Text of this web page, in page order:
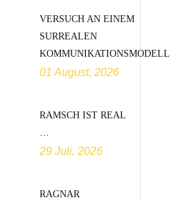
VERSUCH AN EINEM
SURREALEN
KOMMUNIKATIONSMODELL
01 August, 2026
RAMSCH IST REAL
…
29 Juli, 2026
RAGNAR